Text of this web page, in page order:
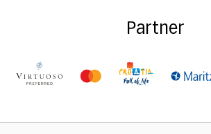
Partner